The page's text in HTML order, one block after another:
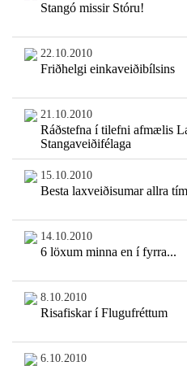
Stangó missir Stóru!
22.10.2010
Friðhelgi einkaveiðibílsins
21.10.2010
Ráðstefna í tilefni afmælis
Stangaveiðifélaga
15.10.2010
Besta laxveiðisumar allra
14.10.2010
6 löxum minna en í fyrra...
8.10.2010
Risafiskar í Flugufréttum
6.10.2010